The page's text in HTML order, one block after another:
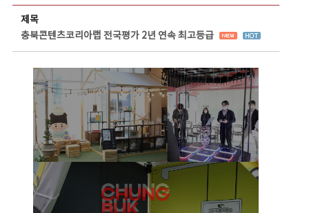
제목
충북콘텐츠코리아랩 전국평가 2년 연속 최고등급